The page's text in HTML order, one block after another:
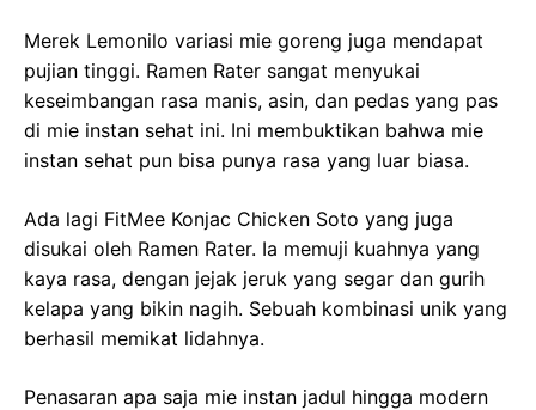
Merek Lemonilo variasi mie goreng juga mendapat
pujian tinggi. Ramen Rater sangat menyukai
keseimbangan rasa manis, asin, dan pedas yang pas
di mie instan sehat ini. Ini membuktikan bahwa mie
instan sehat pun bisa punya rasa yang luar biasa.
Ada lagi FitMee Konjac Chicken Soto yang juga
disukai oleh Ramen Rater. Ia memuji kuahnya yang
kaya rasa, dengan jejak jeruk yang segar dan gurih
kelapa yang bikin nagih. Sebuah kombinasi unik yang
berhasil memikat lidahnya.
Penasaran apa saja mie instan jadul hingga modern